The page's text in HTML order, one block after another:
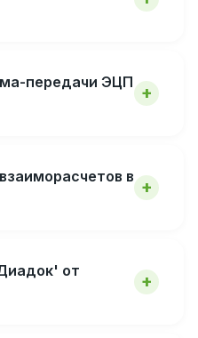
передачи ЭЦП
в
от